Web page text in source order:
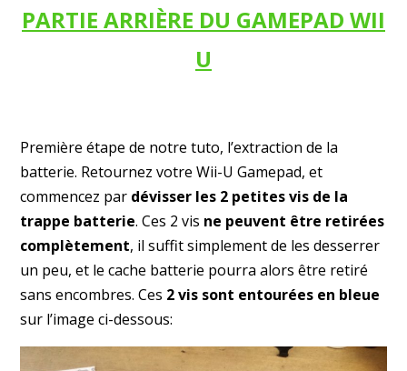
PARTIE ARRIÈRE DU GAMEPAD WII
U
Première étape de notre tuto, l’extraction de la
batterie. Retournez votre Wii-U Gamepad, et
commencez par dévisser les 2 petites vis de la
trappe batterie. Ces 2 vis ne peuvent être retirées
complètement, il suffit simplement de les desserrer
un peu, et le cache batterie pourra alors être retiré
sans encombres. Ces 2 vis sont entourées en bleue
sur l’image ci-dessous: